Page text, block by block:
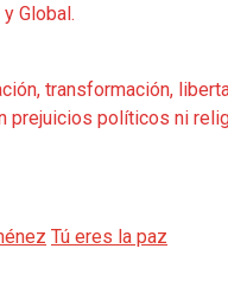
Global.
transformación,
políticos ni
Tú eres la paz